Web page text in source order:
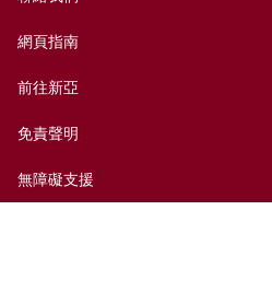
網頁指南
前往新亞
免責聲明
無障礙支援